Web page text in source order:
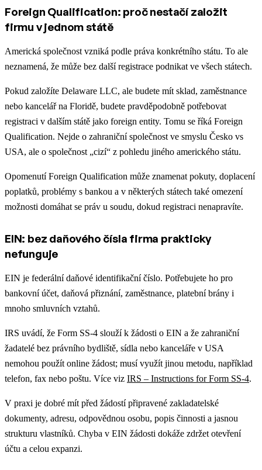
Foreign Qualification: proč nestačí založit
firmu v jednom státě
Americká společnost vzniká podle práva konkrétního státu. To ale
neznamená, že může bez další registrace podnikat ve všech státech.
Pokud založíte Delaware LLC, ale budete mít sklad, zaměstnance
nebo kancelář na Floridě, budete pravděpodobně potřebovat
registraci v dalším státě jako foreign entity. Tomu se říká Foreign
Qualification. Nejde o zahraniční společnost ve smyslu Česko vs
USA, ale o společnost „cizí“ z pohledu jiného amerického státu.
Opomenutí Foreign Qualification může znamenat pokuty, doplacení
poplatků, problémy s bankou a v některých státech také omezení
možnosti domáhat se práv u soudu, dokud registraci nenapravíte.
EIN: bez daňového čísla firma prakticky
nefunguje
EIN je federální daňové identifikační číslo. Potřebujete ho pro
bankovní účet, daňová přiznání, zaměstnance, platební brány i
mnoho smluvních vztahů.
IRS uvádí, že Form SS-4 slouží k žádosti o EIN a že zahraniční
žadatelé bez právního bydliště, sídla nebo kanceláře v USA
nemohou použít online žádost; musí využít jinou metodu, například
telefon, fax nebo poštu. Více viz IRS – Instructions for Form SS-4.
V praxi je dobré mít před žádostí připravené zakladatelské
dokumenty, adresu, odpovědnou osobu, popis činnosti a jasnou
strukturu vlastníků. Chyba v EIN žádosti dokáže zdržet otevření
účtu a celou expanzi.